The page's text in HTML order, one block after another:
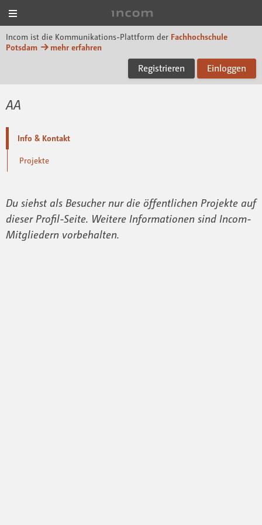
Incom ist die Kommunikations-Plattform der Fachhochschule
Potsdam
mehr erfahren
Registrieren Einloggen
AA
Info & Kontakt
Projekte
Du siehst als Besucher nur die öffentlichen Projekte auf
dieser Profil-Seite. Weitere Informationen sind Incom-
Mitgliedern vorbehalten.